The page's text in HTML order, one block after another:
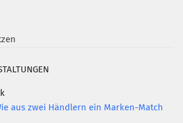
aus zwei Händlern ein Marken-Match